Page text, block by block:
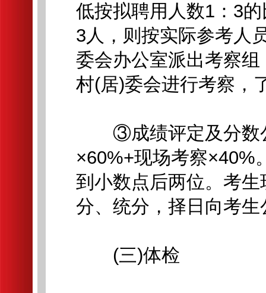
低按拟聘用人数1：3
3人，则按实际参考人
委会办公室派出考察
村(居)委会进行考察，
③成绩评定及分数公
×60%+现场考察×40%
到小数点后两位。考
分、统分，择日向考
(三)体检